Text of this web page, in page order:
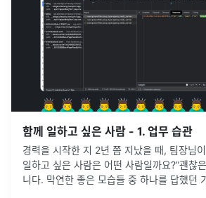
함께 일하고 싶은 사람 - 1. 업무 습관
경력을 시작한 지 2년 쯤 지났을 때, 팀장님
일하고 싶은 사람은 어떤 사람일까요?”괜찮
니다. 막연한 좋은 모습들 중 하나를 답했던